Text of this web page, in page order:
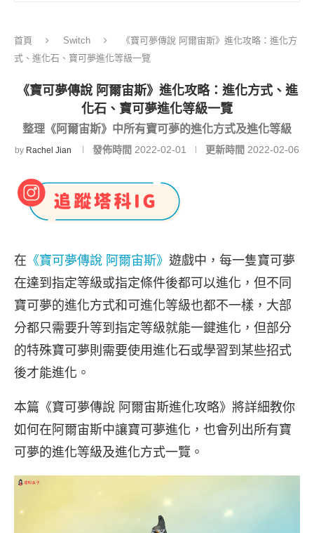
首頁 Switch
《寶可夢傳說 阿爾宙斯》進化攻略：進化方
式、進化石、寶可夢進化等級一覽
《寶可夢傳說 阿爾宙斯》進化攻略：進化方式、進
化石、寶可夢進化等級一覽
整理《阿爾宙斯》中所有寶可夢的進化方式及進化等級
by Rachel Jian 發佈時間 2022-02-01 更新時間 2022-02-06
在 《寶可夢傳說 阿爾宙斯》 遊戲中，每一隻寶可夢
在達到指定等級或指定條件後都可以進化，但不同
寶可夢的進化方式和可進化等級也都不一樣，大部
分都只需要升等到指定等級就能一鍵進化，但部分
的特殊寶可夢則需要使用進化石或學習到某些招式
後才能進化。
本篇《寶可夢傳說 阿爾宙斯進化攻略》將詳細教你
如何在阿爾宙斯中讓寶可夢進化，也會列出所有寶
可夢的進化等級及進化方式一覽。